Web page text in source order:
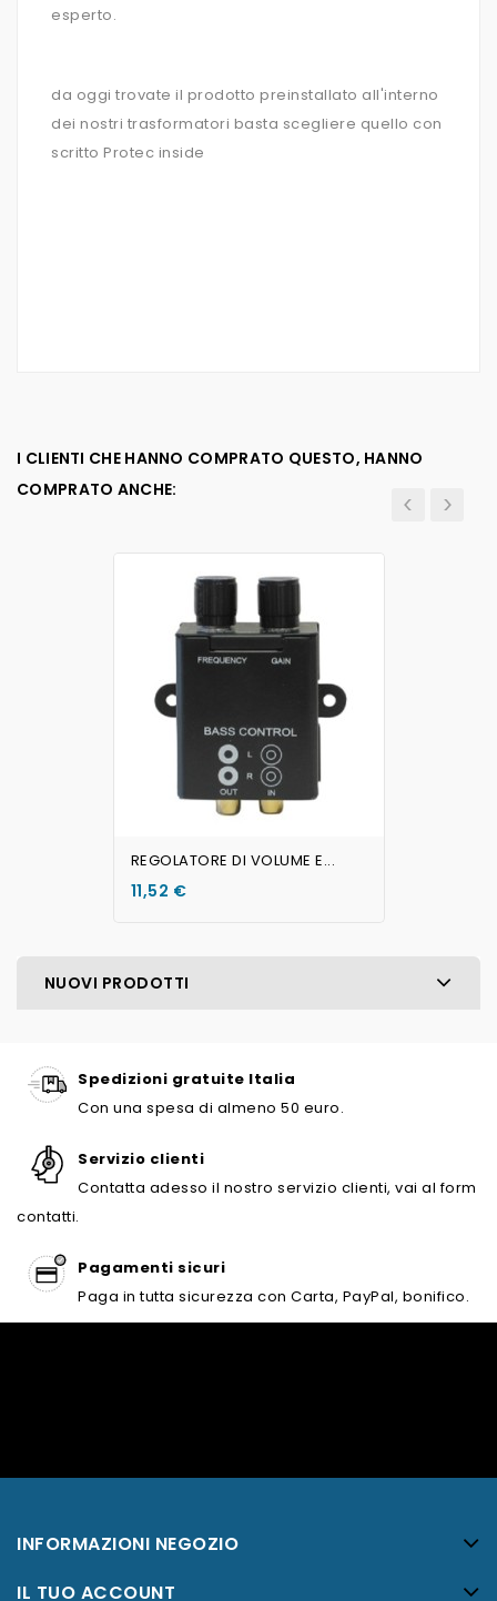
esperto.
da oggi trovate il prodotto preinstallato all'interno
dei nostri trasformatori basta scegliere quello con
scritto Protec inside
I CLIENTI CHE HANNO COMPRATO QUESTO, HANNO
COMPRATO ANCHE:
REGOLATORE DI VOLUME E...
11,52 €
NUOVI PRODOTTI
Spedizioni gratuite Italia
Con una spesa di almeno 50 euro.
Servizio clienti
Contatta adesso il nostro servizio clienti, vai al form
contatti.
Pagamenti sicuri
Paga in tutta sicurezza con Carta, PayPal, bonifico.
INFORMAZIONI NEGOZIO
IL TUO ACCOUNT